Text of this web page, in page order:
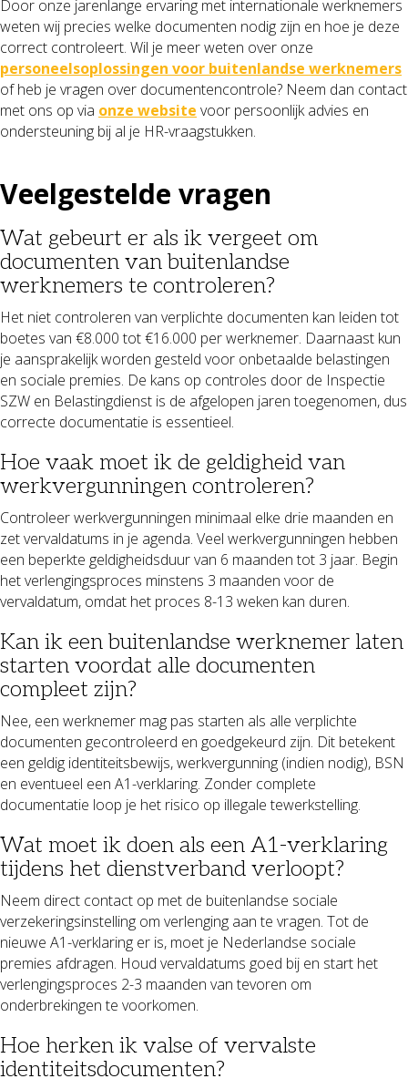
Door onze jarenlange ervaring met internationale werknemers
weten wij precies welke documenten nodig zijn en hoe je deze
correct controleert. Wil je meer weten over onze
personeelsoplossingen voor buitenlandse werknemers
of heb je vragen over documentencontrole? Neem dan contact
met ons op via onze website voor persoonlijk advies en
ondersteuning bij al je HR-vraagstukken.
Veelgestelde vragen
Wat gebeurt er als ik vergeet om
documenten van buitenlandse
werknemers te controleren?
Het niet controleren van verplichte documenten kan leiden tot
boetes van €8.000 tot €16.000 per werknemer. Daarnaast kun
je aansprakelijk worden gesteld voor onbetaalde belastingen
en sociale premies. De kans op controles door de Inspectie
SZW en Belastingdienst is de afgelopen jaren toegenomen, dus
correcte documentatie is essentieel.
Hoe vaak moet ik de geldigheid van
werkvergunningen controleren?
Controleer werkvergunningen minimaal elke drie maanden en
zet vervaldatums in je agenda. Veel werkvergunningen hebben
een beperkte geldigheidsduur van 6 maanden tot 3 jaar. Begin
het verlengingsproces minstens 3 maanden voor de
vervaldatum, omdat het proces 8-13 weken kan duren.
Kan ik een buitenlandse werknemer laten
starten voordat alle documenten
compleet zijn?
Nee, een werknemer mag pas starten als alle verplichte
documenten gecontroleerd en goedgekeurd zijn. Dit betekent
een geldig identiteitsbewijs, werkvergunning (indien nodig), BSN
en eventueel een A1-verklaring. Zonder complete
documentatie loop je het risico op illegale tewerkstelling.
Wat moet ik doen als een A1-verklaring
tijdens het dienstverband verloopt?
Neem direct contact op met de buitenlandse sociale
verzekeringsinstelling om verlenging aan te vragen. Tot de
nieuwe A1-verklaring er is, moet je Nederlandse sociale
premies afdragen. Houd vervaldatums goed bij en start het
verlengingsproces 2-3 maanden van tevoren om
onderbrekingen te voorkomen.
Hoe herken ik valse of vervalste
identiteitsdocumenten?